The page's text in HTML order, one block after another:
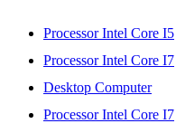
Processor Intel Core I5
Processor Intel Core I7
Desktop Computer
Processor Intel Core I7